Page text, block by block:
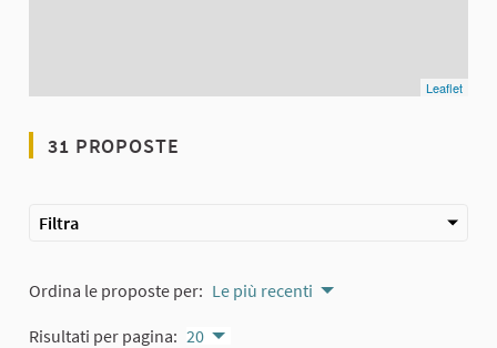
Leaflet
31 PROPOSTE
Filtra
Ordina le proposte per: Le più recenti
Risultati per pagina: 20